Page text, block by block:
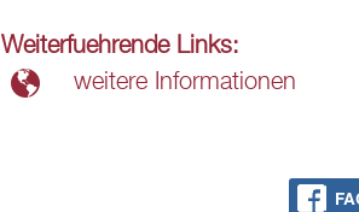
Wei­ter­fueh­ren­de Links:
wei­te­re In­for­ma­tio­nen